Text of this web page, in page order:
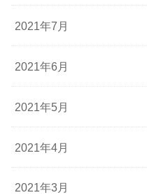
2021年7月
2021年6月
2021年5月
2021年4月
2021年3月